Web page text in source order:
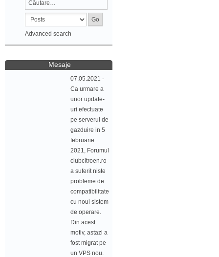
Advanced search
Mesaje
07.05.2021 -
Ca urmare a
unor update-
uri efectuate
pe serverul de
gazduire in 5
februarie
2021, Forumul
clubcitroen.ro
a suferit niste
probleme de
compatibilitate
cu noul sistem
de operare.
Din acest
motiv, astazi a
fost migrat pe
un VPS nou.